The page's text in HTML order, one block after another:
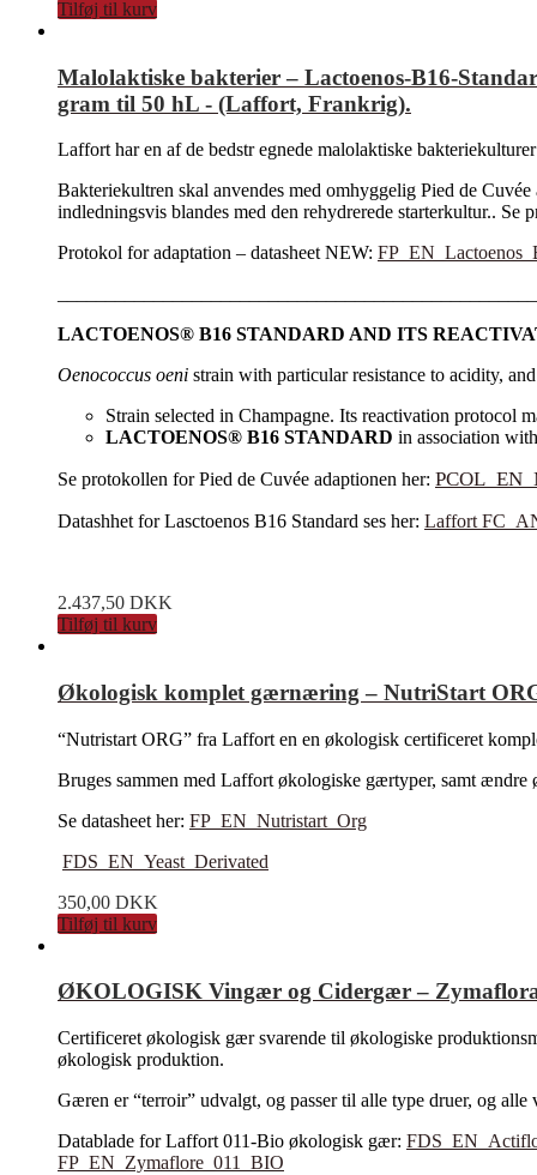
Tilføj til kurv
Malolaktiske bakterier – Lactoenos-B16-
gram til 50 hL - (Laffort, Frankrig).
Laffort har en af de bedstr egnede malolaktiske
Bakteriekultren skal anvendes med omhyggelig Pied de
indledningsvis blandes med den rehydrerede starterkultur.. Se
Protokol for adaptation – datasheet NEW:
LACTOENOS® B16 STANDARD AND ITS
Oenococcus oeni strain with particular resistance to acidity,
Strain selected in Champagne. Its reactivation protocol
LACTOENOS® B16 STANDARD in association
Se protokollen for Pied de Cuvée adaptionen her:
Datashhet for Lasctoenos B16 Standard ses her: Laffort
2.437,50 DKK
Tilføj til kurv
Økologisk komplet gærnæring – NutriStart
“Nutristart ORG” fra Laffort en en økologisk certificeret
Bruges sammen med Laffort økologiske gærtyper, samt
Se datasheet her: FP_EN_Nutristart_Org
FDS_EN_Yeast_Derivated
350,00 DKK
Tilføj til kurv
ØKOLOGISK Vingær og Cidergær –
Certificeret økologisk gær svarende til økologiske
økologisk produktion.
Gæren er “terroir” udvalgt, og passer til alle type druer, og
Datablade for Laffort 011-Bio økologisk gær:
FP_EN_Zymaflore_011_BIO